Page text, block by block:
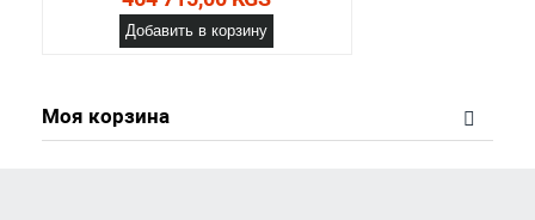
Добавить в корзину
Моя корзина